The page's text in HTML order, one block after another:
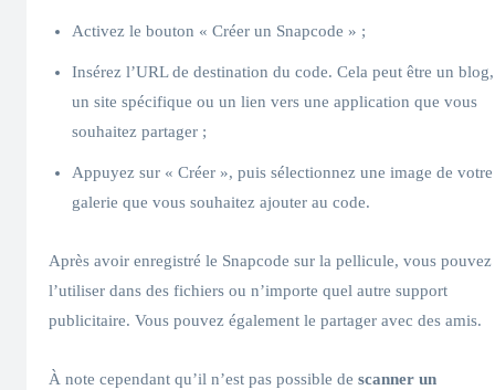
Activez le bouton « Créer un Snapcode » ;
Insérez l’URL de destination du code. Cela peut être un blog,
un site spécifique ou un lien vers une application que vous
souhaitez partager ;
Appuyez sur « Créer », puis sélectionnez une image de votre
galerie que vous souhaitez ajouter au code.
Après avoir enregistré le Snapcode sur la pellicule, vous pouvez
l’utiliser dans des fichiers ou n’importe quel autre support
publicitaire. Vous pouvez également le partager avec des amis.
À note cependant qu’il n’est pas possible de scanner un